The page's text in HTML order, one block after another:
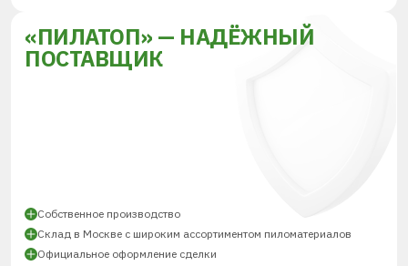
«ПИЛАТОП» — НАДЁЖНЫЙ
ПОСТАВЩИК
Собственное производство
Склад в Москве с широким ассортиментом пиломатериалов
Официальное оформление сделки